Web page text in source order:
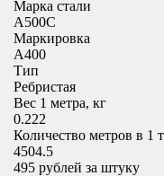
Марка стали
А500С
Маркировка
А400
Тип
Ребристая
Вес 1 метра, кг
0.222
Количество метров в 1
4504.5
495 рублей за штуку